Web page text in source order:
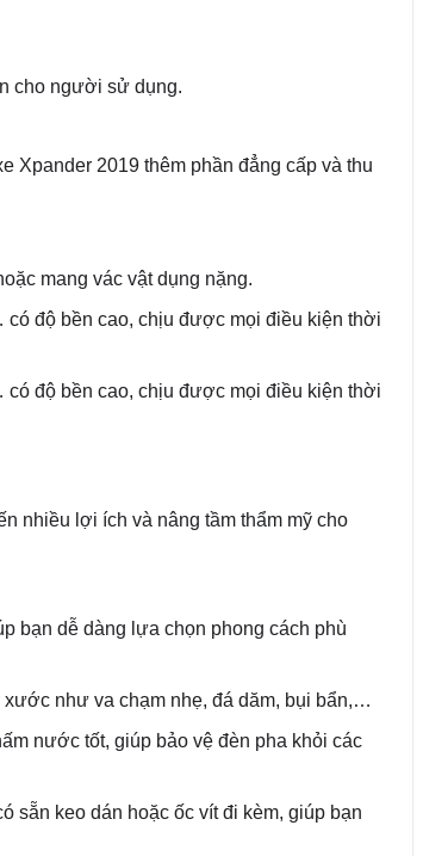
cho người sử dụng.
Xpander 2019 thêm phần đẳng cấp và thu
mang vác vật dụng nặng.
độ bền cao, chịu được mọi điều kiện thời
độ bền cao, chịu được mọi điều kiện thời
nhiều lợi ích và nâng tầm thẩm mỹ cho
bạn dễ dàng lựa chọn phong cách phù
xước như va chạm nhẹ, đá dăm, bụi bẩn,…
nước tốt, giúp bảo vệ đèn pha khỏi các
sẵn keo dán hoặc ốc vít đi kèm, giúp bạn